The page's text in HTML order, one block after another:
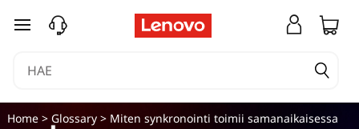
siirry pääsisältöön
Home> Glossary> Miten synkronointi toimii samanaikaisessa